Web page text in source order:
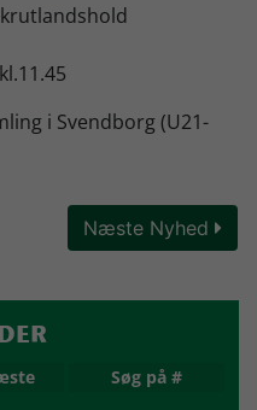
i Svendborg (U21-
Næste Nyhed
Søg på #